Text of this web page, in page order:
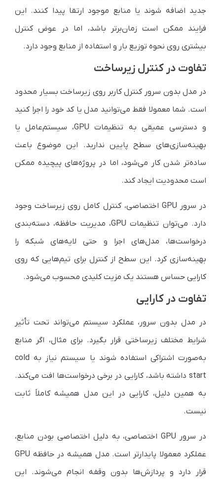
جدید اضافه شوند یا منابع موجود ارتقا پیدا کنند. این
فرایند ممکن است زمان‌برتر باشد، اما در عوض کنترل
بیشتری روی نحوه توزیع بار و استفاده از منابع وجود دارد.
تفاوت در کنترل زیرساخت
در مدل بدون سرور کنترل کاربر روی زیرساخت بسیار محدود
است. شما معمولا فقط می‌توانید مدل یا کد خود را اجرا کنید
و دسترسی عمیقی به تنظیمات GPU، سیستم‌عامل یا
بهینه‌سازی‌های سطح پایین ندارید. این موضوع باعث
ساده‌تر شدن کار می‌شود، اما در پروژه‌های پیچیده ممکن
است محدودیت ایجاد کند.
در سرور GPU اختصاصی، کنترل کامل روی زیرساخت وجود
دارد. می‌توان تنظیمات GPU، مدیریت حافظه، دسته‌بندی
درخواست‌ها، مدل‌های اجرا و حتی لایه‌های شبکه را
بهینه‌سازی کرد. این سطح از کنترل برای تیم‌هایی که روی
کارایی حساس هستند یک مزیت کلیدی محسوب می‌شود.
تفاوت در کارایی
در مدل بدون سرور، عملکرد سیستم می‌تواند تحت تأثیر
شرایط مختلف زیرساختی قرار بگیرد. برای مثال، اگر منابع
به‌صورت اشتراکی استفاده شوند یا سیستم نیاز به cold
start داشته باشد، کارایی در برخی درخواست‌ها افت می‌کند.
به همین دلیل، کارایی در این مدل همیشه کاملاً ثابت
نیست.
در سرور GPU اختصاصی، به دلیل اختصاصی بودن منابع،
عملکرد معمولا پایدارتر است. مدل همیشه در حافظه GPU
قرار دارد و پردازش‌ها بدون وقفه انجام می‌شوند. این